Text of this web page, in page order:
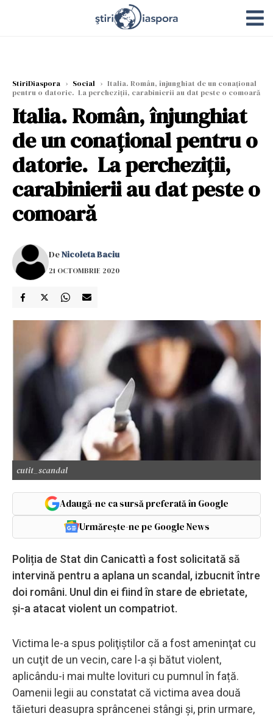
StiriDiaspora › Social › Italia. Român, înjunghiat de un conaţional
pentru o datorie. La percheziţii, carabinierii au dat peste o comoară
Italia. Român, înjunghiat
de un conaţional pentru o
datorie. La percheziţii,
carabinierii au dat peste o
comoară
DeNicoleta Baciu
21 OCTOMBRIE 2020
cutit_scandal
Adaugă-ne ca sursă preferată în Google
Urmărește-ne pe Google News
Poliția de Stat din Canicattì a fost solicitată să
intervină pentru a aplana un scandal, izbucnit între
doi români. Unul din ei fiind în stare de ebrietate,
şi-a atacat violent un compatriot.
Victima le-a spus poliţiştilor că a fost ameninţat cu
un cuţit de un vecin, care l-a şi bătut violent,
aplicându-i mai multe lovituri cu pumnul în față.
Oamenii legii au constatat că victima avea două
tăieturi deasupra sprâncenei stângi și, prin urmare,